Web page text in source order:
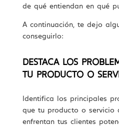
de qué entiendan en qué
A continuación, te dejo
conseguirlo:
DESTACA LOS
TU PRODUCTO O
Identifica los principales
que tu producto o servicio
enfrentan tus clientes